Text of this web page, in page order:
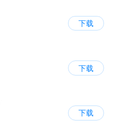
下载
下载
下载